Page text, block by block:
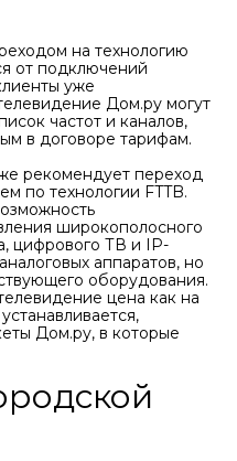
на технологию
от подключений
уже
Дом.ру могут
частот и каналов,
в договоре тарифам.
рекомендует переход
по технологии FTTB.
широкополосного
цифрового ТВ и IP-
аппаратов, но
оборудования.
цена как на
Дом.ру, в которые